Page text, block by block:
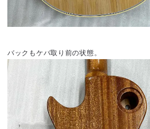
バックもケバ取り前の状態。